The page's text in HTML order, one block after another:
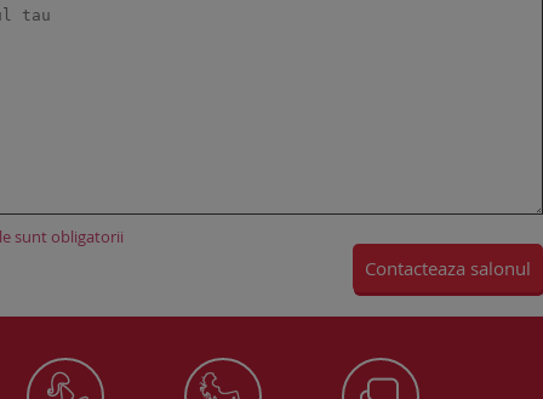
sunt obligatorii